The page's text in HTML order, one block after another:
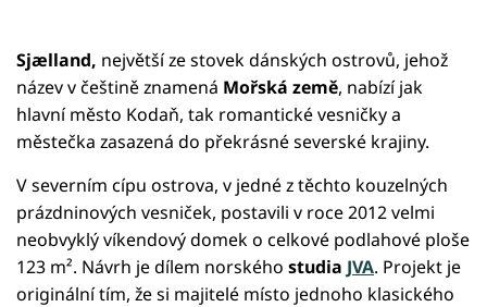
Sjælland, největší ze stovek dánských ostrovů, jehož
název v češtině znamená Mořská země, nabízí jak
hlavní město Kodaň, tak romantické vesničky a
městečka zasazená do překrásné severské krajiny.
V severním cípu ostrova, v jedné z těchto kouzelných
prázdninových vesniček, postavili v roce 2012 velmi
neobvyklý víkendový domek o celkové podlahové ploše
123 m². Návrh je dílem norského studia JVA. Projekt je
originální tím, že si majitelé místo jednoho klasického